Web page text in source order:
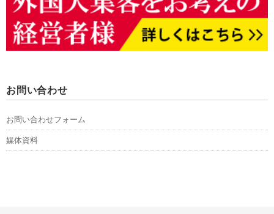
お問い合わせ
お問い合わせフォーム
媒体資料